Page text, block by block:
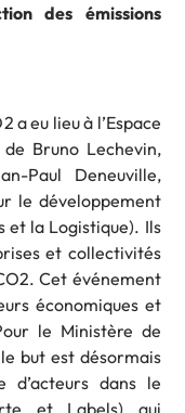
des émissions
a eu lieu à l’Espace
Bruno Lechevin,
Paul Deneuville,
le développement
et la Logistique). Ils
et collectivités
Cet événement
économiques et
le Ministère de
le but est désormais
d’acteurs dans le